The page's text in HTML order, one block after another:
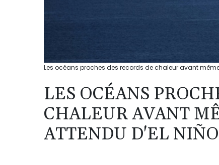
Les océans proches des records de chaleur avant
LES OCÉANS
CHALEUR AVANT
ATTENDU D'EL NIÑO